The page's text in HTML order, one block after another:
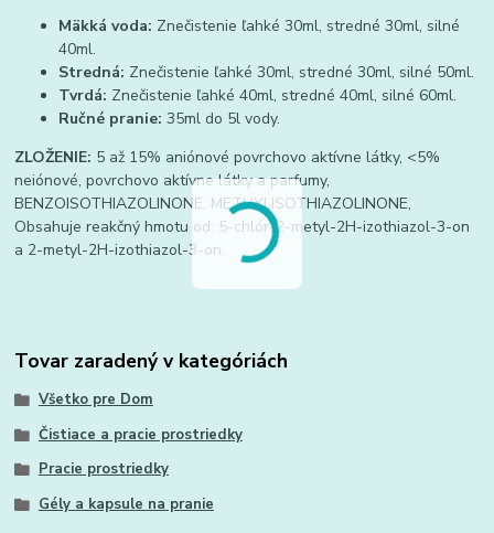
Mäkká voda: Znečistenie ľahké 30ml, stredné 30ml, silné
40ml.
Stredná: Znečistenie ľahké 30ml, stredné 30ml, silné 50ml.
Tvrdá: Znečistenie ľahké 40ml, stredné 40ml, silné 60ml.
Ručné pranie: 35ml do 5l vody.
ZLOŽENIE: 5 až 15% aniónové povrchovo aktívne látky, <5%
neiónové, povrchovo aktívne látky a parfumy,
BENZOISOTHIAZOLINONE, METHYLISOTHIAZOLINONE,
Obsahuje reakčný hmotu od: 5-chlór-2-metyl-2H-izothiazol-3-on
a 2-metyl-2H-izothiazol-3-on.
Tovar zaradený v kategóriách
Všetko pre Dom
Čistiace a pracie prostriedky
Pracie prostriedky
Gély a kapsule na pranie